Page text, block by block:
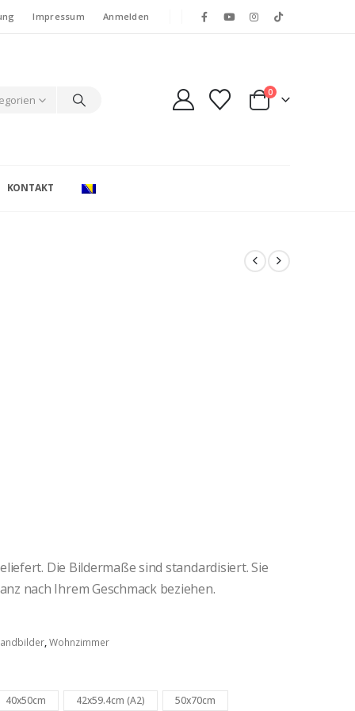
Impressum Anmelden
0
KONTAKT
Die Bildermaße sind standardisiert. Sie
nach Ihrem Geschmack beziehen.
,Wohnzimmer
40x50cm 42x59.4cm (A2)
50x70cm